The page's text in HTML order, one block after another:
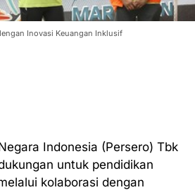
Inovasi Keuangan Inklusif
Indonesia (Persero) Tbk
untuk pendidikan
kolaborasi dengan